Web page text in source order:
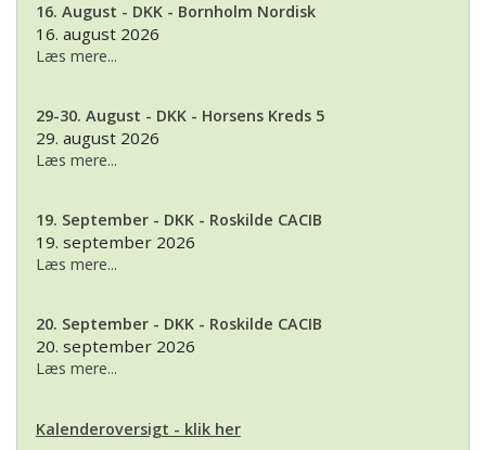
16. August - DKK - Bornholm Nordisk
16. august 2026
Læs mere...
29-30. August - DKK - Horsens Kreds 5
29. august 2026
Læs mere...
19. September - DKK - Roskilde CACIB
19. september 2026
Læs mere...
20. September - DKK - Roskilde CACIB
20. september 2026
Læs mere...
Kalenderoversigt - klik her